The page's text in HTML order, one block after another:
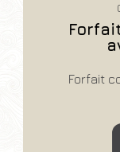
Forfait
Forfait